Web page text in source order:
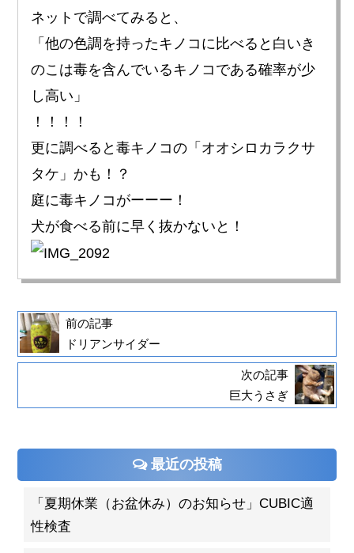
ネットで調べてみると、
「他の色調を持ったキノコに比べると白いき
のこは毒を含んでいるキノコである確率が少
し高い」
！！！！
更に調べると毒キノコの「オオシロカラクサ
タケ」かも！？
庭に毒キノコがーーー！
犬が食べる前に早く抜かないと！
前の記事
ドリアンサイダー
次の記事
巨大うさぎ
最近の投稿
「夏期休業（お盆休み）のお知らせ」CUBIC適
性検査